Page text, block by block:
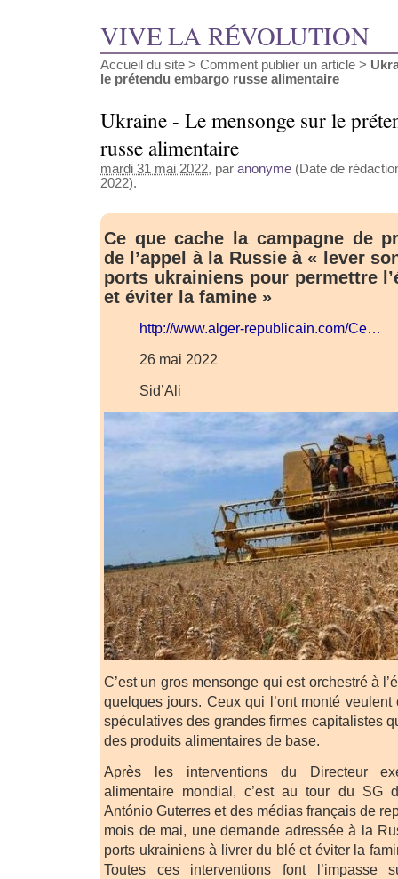
VIVE LA RÉVOLUTION
Accueil du site > Comment publier un article >
le prétendu embargo russe alimentaire
Ukraine - Le mensonge sur le
russe alimentaire
mardi 31 mai 2022, par anonyme (Date de
2022).
Ce que cache la campagne de
de l’appel à la Russie à « lever
ports ukrainiens pour permettre
et éviter la famine »
http://www.alger-republicain.com/Ce…
26 mai 2022
Sid’Ali
C’est un gros mensonge qui est orchestré à
quelques jours. Ceux qui l’ont monté
spéculatives des grandes firmes capitalistes
des produits alimentaires de base.
Après les interventions du Directeur
alimentaire mondial, c’est au tour du SG
António Guterres et des médias français de
mois de mai, une demande adressée à la
ports ukrainiens à livrer du blé et éviter la
Toutes ces interventions font l’impasse